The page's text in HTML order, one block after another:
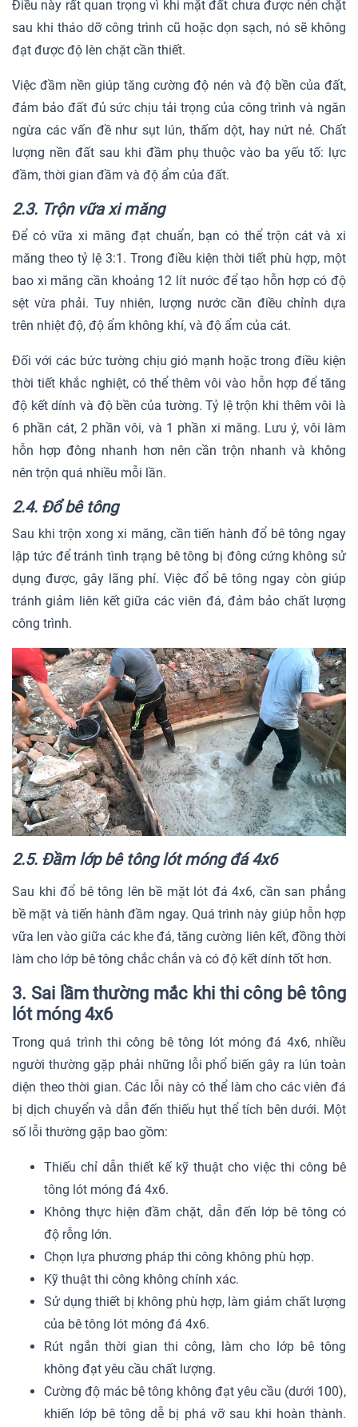
Điều này rất quan trọng vì khi mặt đất chưa được nén chặt
sau khi tháo dỡ công trình cũ hoặc dọn sạch, nó sẽ không
đạt được độ lèn chặt cần thiết.
Việc đầm nền giúp tăng cường độ nén và độ bền của đất,
đảm bảo đất đủ sức chịu tải trọng của công trình và ngăn
ngừa các vấn đề như sụt lún, thấm dột, hay nứt nẻ. Chất
lượng nền đất sau khi đầm phụ thuộc vào ba yếu tố: lực
đầm, thời gian đầm và độ ẩm của đất.
2.3. Trộn vữa xi măng
Để có vữa xi măng đạt chuẩn, bạn có thể trộn cát và xi
măng theo tỷ lệ 3:1. Trong điều kiện thời tiết phù hợp, một
bao xi măng cần khoảng 12 lít nước để tạo hỗn hợp có độ
sệt vừa phải. Tuy nhiên, lượng nước cần điều chỉnh dựa
trên nhiệt độ, độ ẩm không khí, và độ ẩm của cát.
Đối với các bức tường chịu gió mạnh hoặc trong điều kiện
thời tiết khắc nghiệt, có thể thêm vôi vào hỗn hợp để tăng
độ kết dính và độ bền của tường. Tỷ lệ trộn khi thêm vôi là
6 phần cát, 2 phần vôi, và 1 phần xi măng. Lưu ý, vôi làm
hỗn hợp đông nhanh hơn nên cần trộn nhanh và không
nên trộn quá nhiều mỗi lần.
2.4. Đổ bê tông
Sau khi trộn xong xi măng, cần tiến hành đổ bê tông ngay
lập tức để tránh tình trạng bê tông bị đông cứng không sử
dụng được, gây lãng phí. Việc đổ bê tông ngay còn giúp
tránh giảm liên kết giữa các viên đá, đảm bảo chất lượng
công trình.
2.5. Đầm lớp bê tông lót móng đá 4x6
Sau khi đổ bê tông lên bề mặt lót đá 4x6, cần san phẳng
bề mặt và tiến hành đầm ngay. Quá trình này giúp hỗn hợp
vữa len vào giữa các khe đá, tăng cường liên kết, đồng thời
làm cho lớp bê tông chắc chắn và có độ kết dính tốt hơn.
3. Sai lầm thường mắc khi thi công bê tông
lót móng 4x6
Trong quá trình thi công bê tông lót móng đá 4x6, nhiều
người thường gặp phải những lỗi phổ biến gây ra lún toàn
diện theo thời gian. Các lỗi này có thể làm cho các viên đá
bị dịch chuyển và dẫn đến thiếu hụt thể tích bên dưới. Một
số lỗi thường gặp bao gồm:
Thiếu chỉ dẫn thiết kế kỹ thuật cho việc thi công bê
tông lót móng đá 4x6.
Không thực hiện đầm chặt, dẫn đến lớp bê tông có
độ rỗng lớn.
Chọn lựa phương pháp thi công không phù hợp.
Kỹ thuật thi công không chính xác.
Sử dụng thiết bị không phù hợp, làm giảm chất lượng
của bê tông lót móng đá 4x6.
Rút ngắn thời gian thi công, làm cho lớp bê tông
không đạt yêu cầu chất lượng.
Cường độ mác bê tông không đạt yêu cầu (dưới 100),
khiến lớp bê tông dễ bị phá vỡ sau khi hoàn thành.